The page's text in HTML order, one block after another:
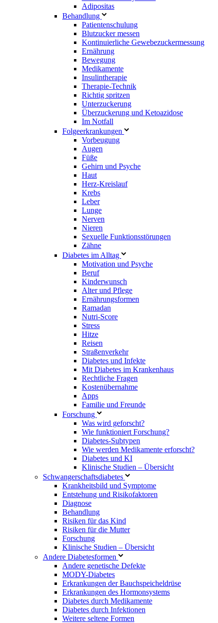
Adipositas
Behandlung
Patientenschulung
Blutzucker messen
Kontinuierliche Gewebezuckermessung
Ernährung
Bewegung
Medikamente
Insulintherapie
Therapie-Technik
Richtig spritzen
Unterzuckerung
Überzuckerung und Ketoazidose
Im Notfall
Folgeerkrankungen
Vorbeugung
Augen
Füße
Gehirn und Psyche
Haut
Herz-Kreislauf
Krebs
Leber
Lunge
Nerven
Nieren
Sexuelle Funktionsstörungen
Zähne
Diabetes im Alltag
Motivation und Psyche
Beruf
Kinderwunsch
Alter und Pflege
Ernährungsformen
Ramadan
Nutri-Score
Stress
Hitze
Reisen
Straßenverkehr
Diabetes und Infekte
Mit Diabetes im Krankenhaus
Rechtliche Fragen
Kostenübernahme
Apps
Familie und Freunde
Forschung
Was wird geforscht?
Wie funktioniert Forschung?
Diabetes-Subtypen
Wie werden Medikamente erforscht?
Diabetes und KI
Klinische Studien – Übersicht
Schwangerschaftsdiabetes
Krankheitsbild und Symptome
Entstehung und Risikofaktoren
Diagnose
Behandlung
Risiken für das Kind
Risiken für die Mutter
Forschung
Klinische Studien – Übersicht
Andere Diabetesformen
Andere genetische Defekte
MODY-Diabetes
Erkrankungen der Bauchspeicheldrüse
Erkrankungen des Hormonsystems
Diabetes durch Medikamente
Diabetes durch Infektionen
Weitere seltene Formen